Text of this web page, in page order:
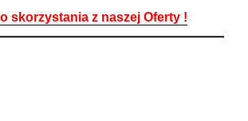
skorzystania z naszej Oferty !